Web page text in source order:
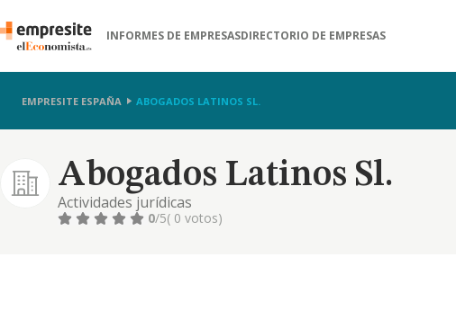
INFORMES DE EMPRESASDIRECTORIO DE EMPRESAS
EMPRESITE ESPAÑA ABOGADOS LATINOS SL.
Abogados Latinos Sl.
Actividades jurídicas
0/5( 0 votos)